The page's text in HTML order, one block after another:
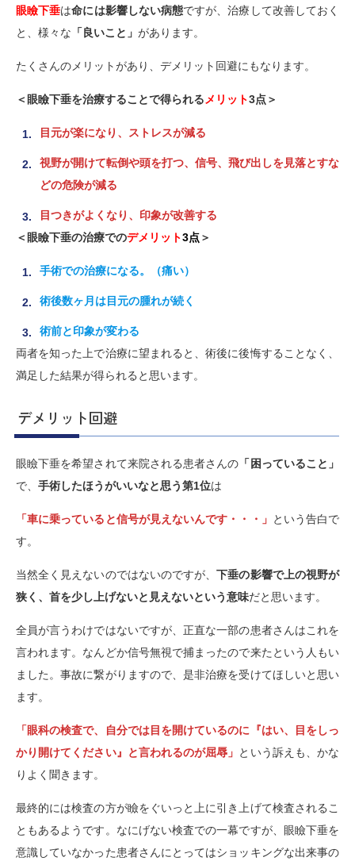
眼瞼下垂は命には影響しない病態ですが、治療して改善しておく
と、様々な 「良いこと」 があります。
たくさんのメリットがあり、デメリット回避にもなります。
＜眼瞼下垂を治療することで得られる メリット3点＞
目元が楽になり、ストレスが減る
視野が開けて転倒や頭を打つ、信号、飛び出しを見落とすな
どの危険が減る
目つきがよくなり、印象が改善する
＜眼瞼下垂の治療でのデメリット3点＞
手術での治療になる。（痛い）
術後数ヶ月は目元の腫れが続く
術前と印象が変わる
両者を知った上で治療に望まれると、術後に後悔することなく、
満足した結果が得られると思います。
デメリット回避
眼瞼下垂を希望されて来院される患者さんの 「困っていること」
で、 手術したほうがいいなと思う第1位は
「車に乗っていると信号が見えないんです・・・」 という告白で
す。
当然全く見えないのではないのですが、下垂の影響で上の視野が
狭く、首を少し上げないと見えないという意味だと思います。
全員が言うわけではないですが、正直な一部の患者さんはこれを
言われます。なんどか信号無視で捕まったので来たという人もい
ました。事故に繋がりますので、是非治療を受けてほしいと思い
ます。
「眼科の検査で、自分では目を開けているのに『はい、目をしっ
かり開けてください』と言われるのが屈辱」 という訴えも、かな
りよく聞きます。
最終的には検査の方が瞼をぐいっと上に引き上げて検査されるこ
ともあるようです。なにげない検査での一幕ですが、眼瞼下垂を
意識していなかった患者さんにとってはショッキングな出来事の